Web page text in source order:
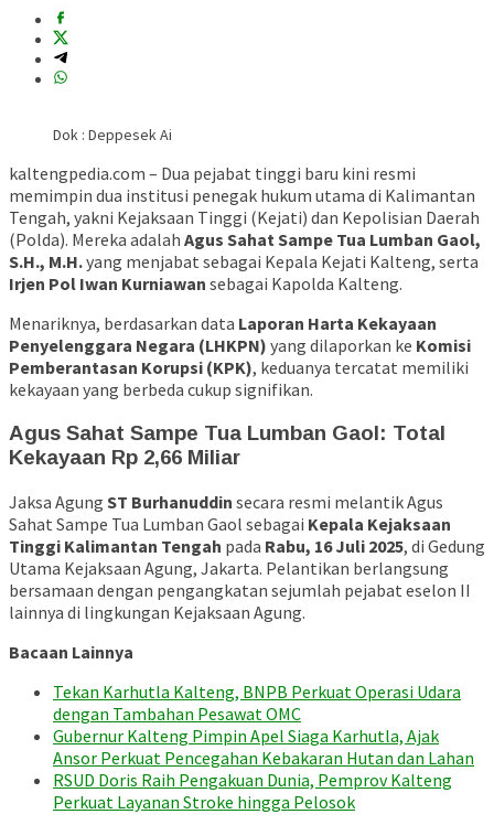
Dok : Deppesek Ai
kaltengpedia.com – Dua pejabat tinggi baru kini resmi
memimpin dua institusi penegak hukum utama di Kalimantan
Tengah, yakni Kejaksaan Tinggi (Kejati) dan Kepolisian Daerah
(Polda). Mereka adalah Agus Sahat Sampe Tua Lumban Gaol,
S.H., M.H.yang menjabat sebagai Kepala Kejati Kalteng, serta
Irjen Pol Iwan Kurniawan sebagai Kapolda Kalteng.
Menariknya, berdasarkan data Laporan Harta Kekayaan
Penyelenggara Negara (LHKPN) yang dilaporkan ke Komisi
Pemberantasan Korupsi (KPK), keduanya tercatat memiliki
kekayaan yang berbeda cukup signifikan.
Agus Sahat Sampe Tua Lumban Gaol: Total
Kekayaan Rp 2,66 Miliar
Jaksa Agung ST Burhanuddin secara resmi melantik Agus
Sahat Sampe Tua Lumban Gaol sebagai Kepala Kejaksaan
Tinggi Kalimantan Tengah pada Rabu, 16 Juli 2025, di Gedung
Utama Kejaksaan Agung, Jakarta. Pelantikan berlangsung
bersamaan dengan pengangkatan sejumlah pejabat eselon II
lainnya di lingkungan Kejaksaan Agung.
Bacaan Lainnya
Tekan Karhutla Kalteng, BNPB Perkuat Operasi Udara
dengan Tambahan Pesawat OMC
Gubernur Kalteng Pimpin Apel Siaga Karhutla, Ajak
Ansor Perkuat Pencegahan Kebakaran Hutan dan Lahan
RSUD Doris Raih Pengakuan Dunia, Pemprov Kalteng
Perkuat Layanan Stroke hingga Pelosok